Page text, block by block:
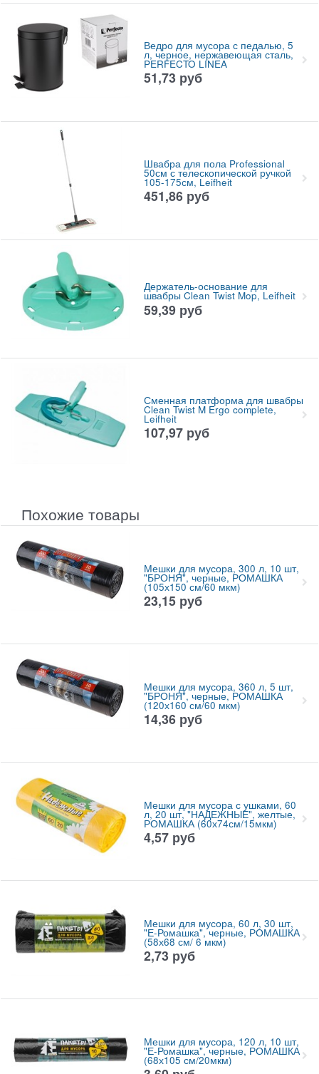
Ведро для мусора с педалью, 5
л, черное, нержавеющая сталь,
PERFECTO LINEA
51,73 руб
Швабра для пола Professional
50см с телескопической ручкой
105-175см, Leifheit
451,86 руб
Держатель-основание для
швабры Clean Twist Mop, Leifheit
59,39 руб
Сменная платформа для швабры
Clean Twist M Ergo complete,
Leifheit
107,97 руб
Похожие товары
Мешки для мусора, 300 л, 10 шт,
"БРОНЯ", черные, РОМАШКА
(105х150 см/60 мкм)
23,15 руб
Мешки для мусора, 360 л, 5 шт,
"БРОНЯ", черные, РОМАШКА
(120х160 см/60 мкм)
14,36 руб
Мешки для мусора с ушками, 60
л, 20 шт, "НАДЕЖНЫЕ", желтые,
РОМАШКА (60х74см/15мкм)
4,57 руб
Мешки для мусора, 60 л, 30 шт,
"Е-Ромашка", черные, РОМАШКА
(58х68 см/ 6 мкм)
2,73 руб
Мешки для мусора, 120 л, 10 шт,
"Е-Ромашка", черные, РОМАШКА
(68х105 см/20мкм)